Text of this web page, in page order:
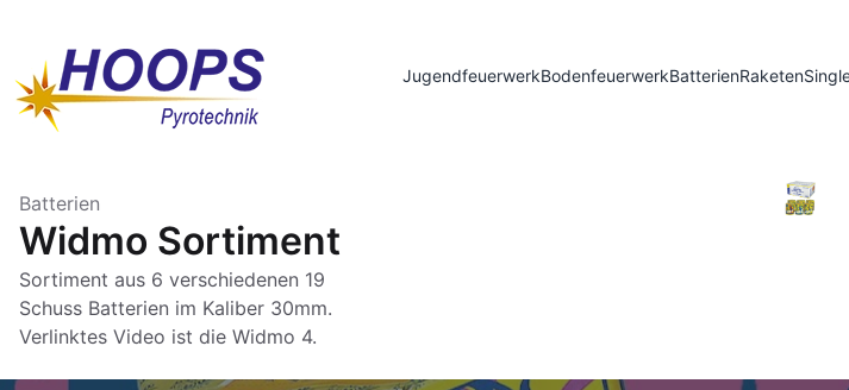
JugendfeuerwerkBodenfeuerwerkBatterienRaketen
Batterien
Widmo Sortiment
Sortiment aus 6 verschiedenen 19
Schuss Batterien im Kaliber 30mm.
Verlinktes Video ist die Widmo 4.